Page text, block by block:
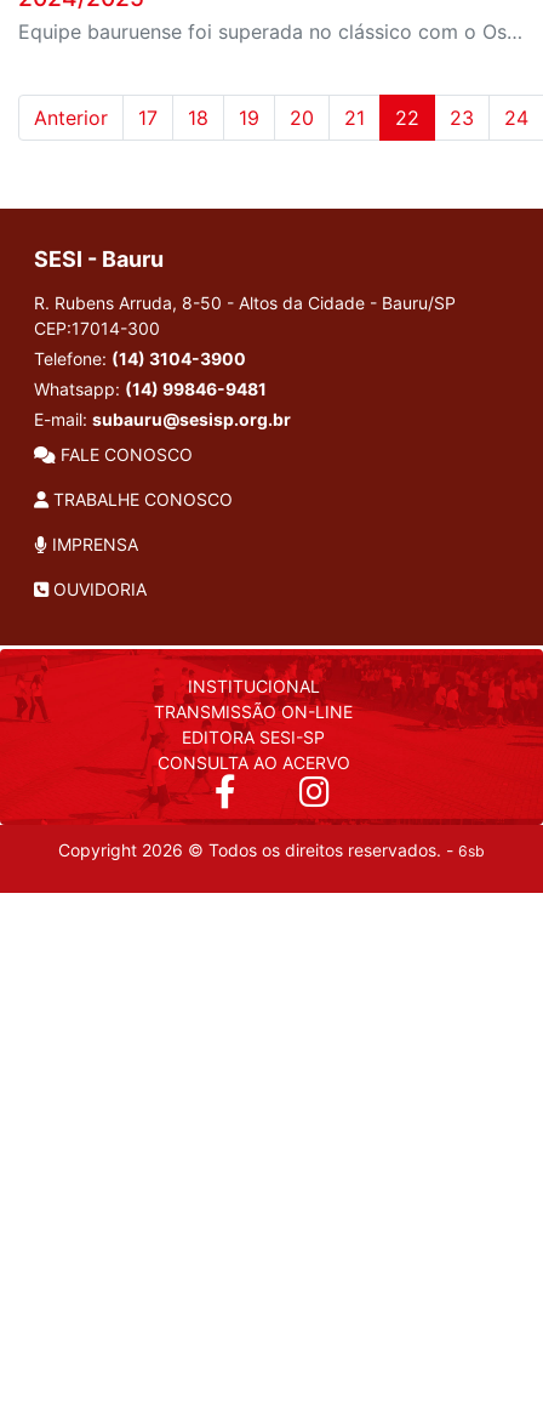
Equipe bauruense foi superada no clássico com o Osasco São Cristóvão Saúde em sua primeira final da liga
Anterior 17 18 19 20 21 22 23 24
SESI - Bauru
R. Rubens Arruda, 8-50 - Altos da Cidade - Bauru/SP
CEP:17014-300
Telefone: (14) 3104-3900
Whatsapp: (14) 99846-9481
E-mail: subauru@sesisp.org.br
FALE CONOSCO
TRABALHE CONOSCO
IMPRENSA
OUVIDORIA
INSTITUCIONAL
TRANSMISSÃO ON-LINE
EDITORA SESI-SP
CONSULTA AO ACERVO
Copyright 2026 © Todos os direitos reservados. - 6sb